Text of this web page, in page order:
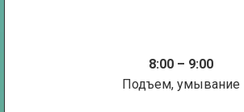
8:00 – 9:00
Подъем, умывание